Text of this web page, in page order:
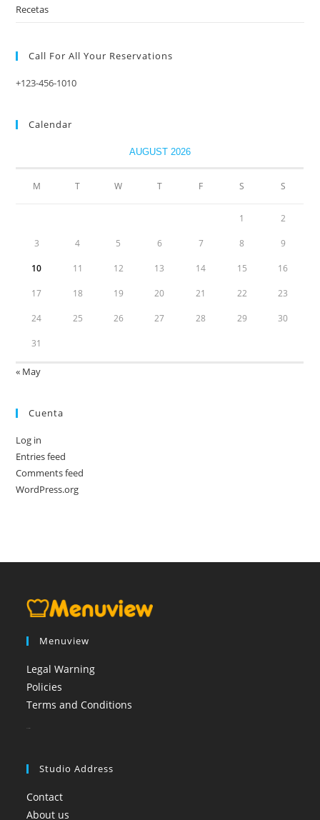
Recetas
Call For All Your​ Reservations
+123-456-1010
Calendar
AUGUST 2026
M T W T F S S
1 2
3 4 5 6 7 8 9
10 11 12 13 14 15 16
17 18 19 20 21 22 23
24 25 26 27 28 29 30
31
« May
Cuenta
Log in
Entries feed
Comments feed
WordPress.org
Menuview
Legal Warning
Policies
Terms and Conditions
Studio Address
Contact
About us